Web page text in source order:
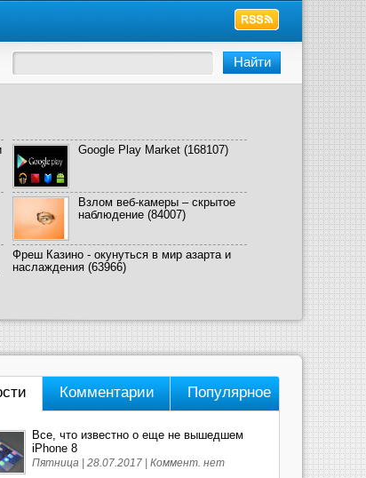
Google Play Market (168107)
Взлом веб-камеры – скрытое
наблюдение (84007)
Фреш Казино - окунуться в мир азарта и
наслаждения (63966)
Комментарии Популярное
Все, что известно о еще не вышедшем
iPhone 8
Пятница | 28.07.2017 | Коммент. нет